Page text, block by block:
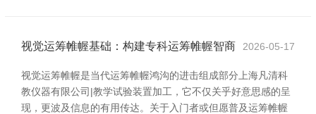
视觉运筹帷幄基础：构建专科运筹帷幄智商 2026-05-17
视觉运筹帷幄是当代运筹帷幄鸿沟的进击组成部分上海凡清科
教仪器有限公司|教学试验装置加工，它不仅关乎好意思感的呈
现，更波及信息的有用传达。关于入门者或但愿普及运筹帷幄